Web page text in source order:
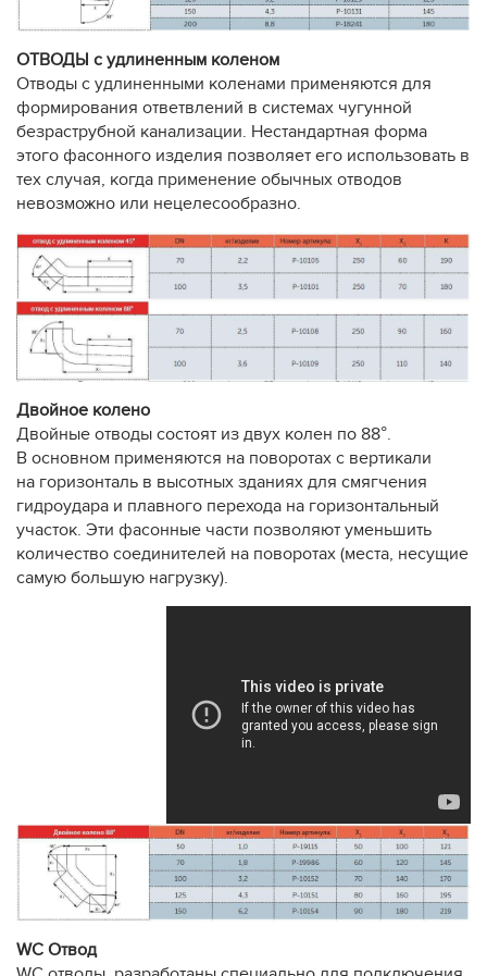
ОТВОДЫ с удлиненным коленом
Отводы с удлиненными коленами применяются для
формирования ответвлений в системах чугунной
безраструбной канализации. Нестандартная форма
этого фасонного изделия позволяет его использовать в
тех случая, когда применение обычных отводов
невозможно или нецелесообразно.
Двойное колено
Двойные отводы состоят из двух колен по 88°.
В основном применяются на поворотах с вертикали
на горизонталь в высотных зданиях для смягчения
гидроудара и плавного перехода на горизонтальный
участок. Эти фасонные части позволяют уменьшить
количество соединителей на поворотах (места, несущие
самую большую нагрузку).
WC Отвод